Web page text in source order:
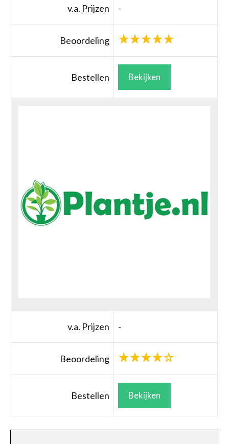
v.a. Prijzen -
Beoordeling
Bestellen Bekijken
v.a. Prijzen -
Beoordeling
Bestellen Bekijken